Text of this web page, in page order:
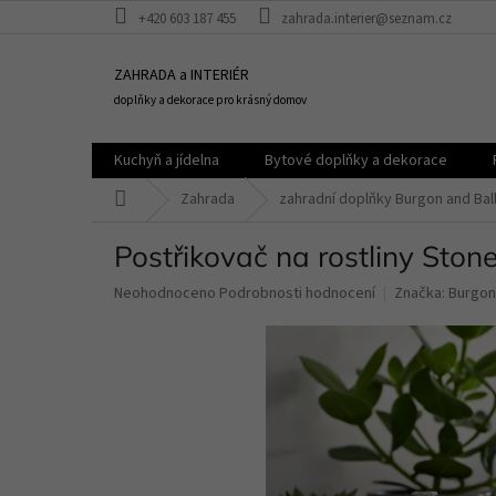
+420 603 187 455 zahrada.interier@seznam.cz
ZAHRADA a INTERIÉR
doplňky a dekorace pro krásný domov
Kuchyň a jídelna Bytové doplňky a dekorace
Zahrada zahradní doplňky Burgon and Ball
Postřikovač na rostliny
Průměrné
Neohodnoceno Podrobnosti hodnocení Značka: